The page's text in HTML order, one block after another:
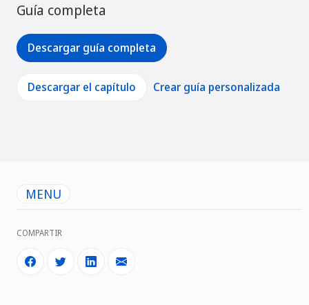
Guía completa
Descargar guía completa
Descargar el capítulo Crear guía personalizada
MENU
COMPARTIR